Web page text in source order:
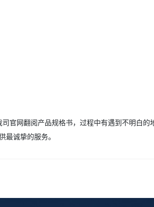
官网翻阅产品规格书，过程中有遇到不明白的
诚挚的服务。